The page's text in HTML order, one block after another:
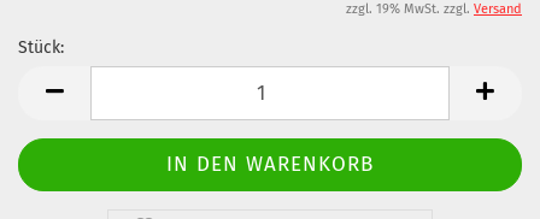
zzgl. 19% MwSt. zzgl. Versand
Stück: